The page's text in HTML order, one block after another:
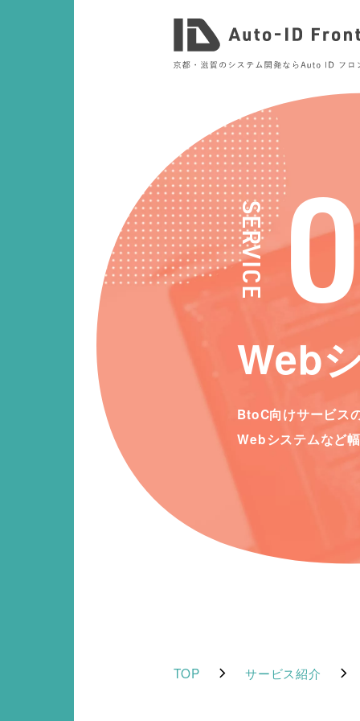
SERVICE
Web
BtoC向けサービス
Webシステムなど
TOP サービス紹介